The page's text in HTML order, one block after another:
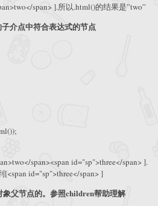
span> ].所以.html()的结果是”two”
介点中符合表达式的节点
span><span id="sp">three</span> ].
id="sp">three</span> ]
父节点的。参照children帮助理解